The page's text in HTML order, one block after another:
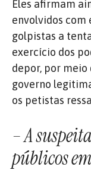
Eles afirmam
envolvidos com
golpistas a
exercício dos
depor, por meio
governo
os petistas
– A
públicos